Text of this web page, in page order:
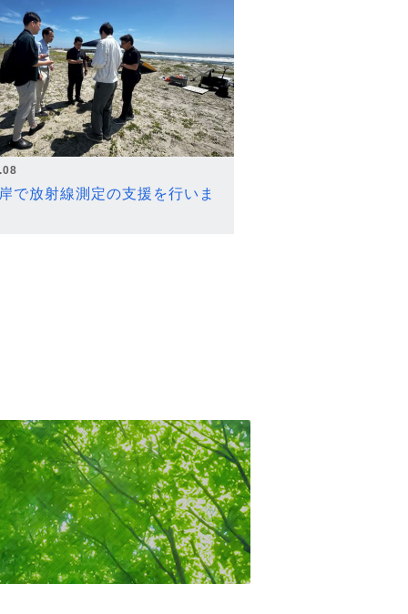
で放射線測定の支援を行いま